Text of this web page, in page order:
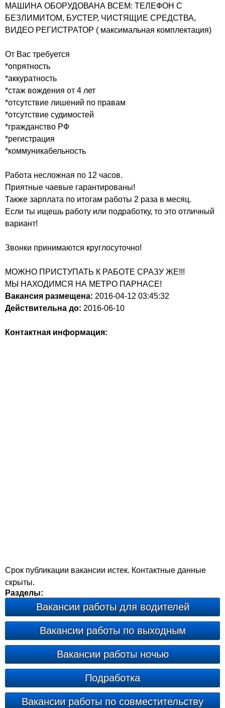
МАШИНА ОБОРУДОВАНА ВСЕМ: ТЕЛЕФОН С
БЕЗЛИМИТОМ, БУСТЕР, ЧИСТЯЩИЕ СРЕДСТВА,
ВИДЕО РЕГИСТРАТОР ( максимальная комплектация)
От Вас требуется
*опрятность
*аккуратность
*стаж вождения от 4 лет
*отсутствие лишений по правам
*отсутствие судимостей
*гражданство РФ
*регистрация
*коммуникабельность
Работа несложная по 12 часов.
Приятные чаевые гарантированы!
Также зарплата по итогам работы 2 раза в месяц.
Если ты ищешь работу или подработку, то это отличный
вариант!
Звонки принимаются круглосуточно!
МОЖНО ПРИСТУПАТЬ К РАБОТЕ СРАЗУ ЖЕ!!!
МЫ НАХОДИМСЯ НА МЕТРО ПАРНАСЕ!
Вакансия размещена: 2016-04-12 03:45:32
Действительна до: 2016-06-10
Контактная информация:
Срок публикации вакансии истек. Контактные данные
скрыты.
Разделы:
Вакансии работы для водителей
Вакансии работы по выходным
Вакансии работы ночью
Подработка
Вакансии работы по совместительству